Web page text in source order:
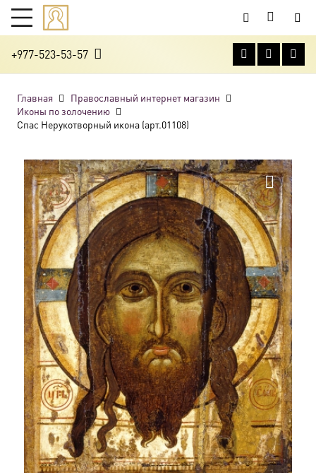
+977-523-53-57
Главная
Православный интернет магазин
Иконы по золочению
Спас Нерукотворный икона (арт.01108)